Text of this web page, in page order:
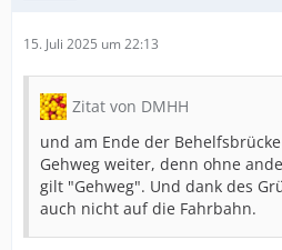
15. Juli 2025 um 22:13
Zitat von DMHH
und am Ende der
Gehweg weiter, denn ohne
gilt "Gehweg". Und dank des
auch nicht auf die Fahrbahn.